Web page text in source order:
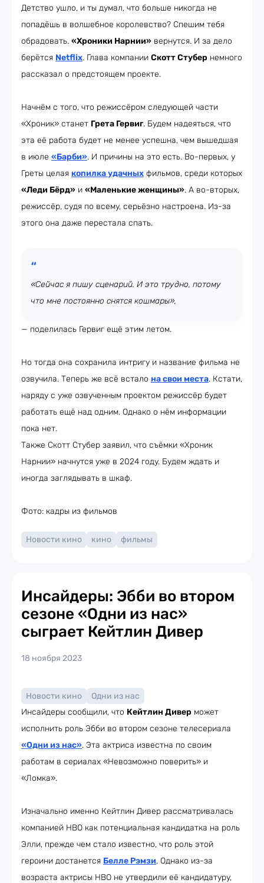
Детство ушло, и ты думал, что больше никогда не
попадёшь в волшебное королевство? Спешим тебя
обрадовать. «Хроники Нарнии» вернутся. И за дело
берётся Netflix. Глава компании Скотт Стубер немного
рассказал о предстоящем проекте.
Начнём с того, что режиссёром следующей части
«Хроник» станет Грета Гервиг. Будем надеяться, что
эта её работа будет не менее успешна, чем вышедшая
в июле «Барби». И причины на это есть. Во-первых, у
Греты целая копилка удачных фильмов, среди которых
«Леди Бёрд» и «Маленькие женщины». А во-вторых,
режиссёр, судя по всему, серьёзно настроена. Из-за
этого она даже перестала спать.
«Сейчас я пишу сценарий. И это трудно, потому
что мне постоянно снятся кошмары»,
— поделилась Гервиг ещё этим летом.
Но тогда она сохранила интригу и название фильма не
озвучила. Теперь же всё встало на свои места. Кстати,
наряду с уже озвученным проектом режиссёр будет
работать ещё над одним. Однако о нём информации
пока нет.
Также Скотт Стубер заявил, что съёмки «Хроник
Нарнии» начнутся уже в 2024 году. Будем ждать и
иногда заглядывать в шкаф.
Фото: кадры из фильмов
Новости кино кино фильмы
Инсайдеры: Эбби во втором
сезоне «Одни из нас»
сыграет Кейтлин Дивер
18 ноября 2023
Новости кино
Одни из нас
Инсайдеры сообщили, что Кейтлин Дивер может
исполнить роль Эбби во втором сезоне телесериала
«Одни из нас». Эта актриса известна по своим
работам в сериалах «Невозможно поверить» и
«Ломка».
Изначально именно Кейтлин Дивер рассматривалась
компанией HBO как потенциальная кандидатка на роль
Элли, прежде чем стало известно, что роль этой
героини достанется Белле Рэмзи. Однако из-за
возраста актрисы HBO не утвердили её кандидатуру,